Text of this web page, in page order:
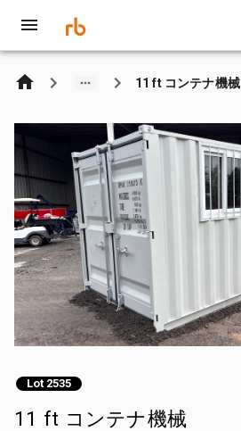
11 ft コンテナ機械
Lot 2535
11 ft コンテナ機械